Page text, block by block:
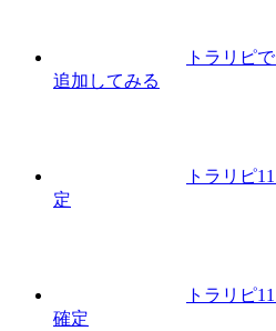
トラリピ
追加してみる
トラリピ
定
トラリピ
確定